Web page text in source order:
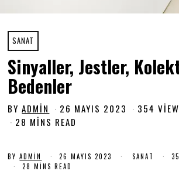
SANAT
Sinyaller, Jestler,
Bedenler
BYADMIN 26 MAYIS 2023 2
Y
354
28 MINS READ
BYADMIN 26 MAYIS 2023 SANAT
28 MINS READ